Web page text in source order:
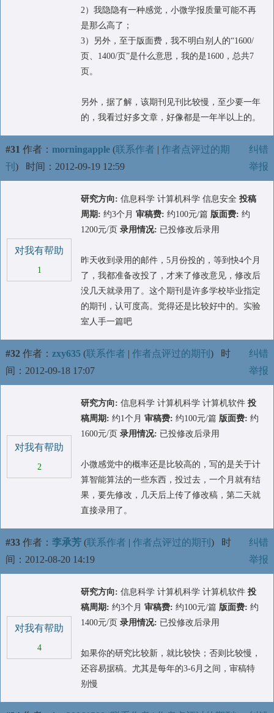
2）我隐隐有一种感觉，小微学报质量可能不再
是那么高了；
3）另外，至于版面费，我不明白别人的“1600/
页、1400/页”是什么意思，我的是1600，总共7
页。
另外，据了解，该期刊见刊比较慢，至少要一年
的，我看过好多文章，好像都是一年半以上的。
#31 作者： morningapple (联系作者 | 作者点评过的期
刊 ) 时间：2012-09-19 12:59
纠错
举报
对我有帮助
1
研究方向: 信息科学 计算机科学 信息安全 投稿
周期: 约3个月 审稿费: 约100元/篇 版面费: 约
1200元/页 录用情况: 已投修改后录用
昨天收到录用的邮件，5月份投的，等到快4个月
了，我都准备改投了，才来了修改意见，修改后
没几天就录用了。这个期刊是许多学校毕业指定
的期刊，认可度高。觉得还是比较好中的。实验
室人手一篇吧
#32 作者： zxy635 (联系作者 | 作者点评过的期刊 ) 时
间：2012-09-18 17:07
纠错
举报
对我有帮助
2
研究方向: 信息科学 计算机科学 计算机软件 投
稿周期: 约1个月 审稿费: 约100元/篇 版面费: 约
1600元/页 录用情况: 已投修改后录用
小微感觉中的概率还是比较高的，写的是关于计
算智能算法的一些东西，投过去，一个月就有结
果，要先修改，几天后上传了修改稿，第二天就
直接录用了。
#33 作者： 李承芳 (联系作者 | 作者点评过的期刊 ) 时
间：2012-08-20 14:19
纠错
举报
对我有帮助
4
研究方向: 信息科学 计算机科学 计算机软件 投
稿周期: 约3个月 审稿费: 约100元/篇 版面费: 约
1400元/页 录用情况: 已投修改后录用
如果你的研究比较新，就比较快；否则比较慢，
还容易据稿。尤其是每年的3-6月之间，审稿特
别慢